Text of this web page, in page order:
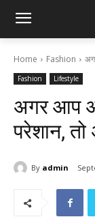
Home Fashion
Fashion Lifestyle
अगर आप
परेशान,
By admin